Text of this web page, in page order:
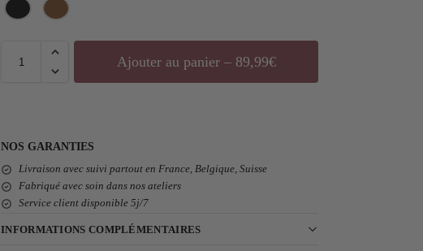
Ajouter au panier – 89,99€
NOS GARANTIES
Livraison avec suivi partout en France, Belgique, Suisse
Fabriqué avec soin dans nos ateliers
Service client disponible 5j/7
INFORMATIONS COMPLÉMENTAIRES